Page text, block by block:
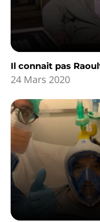
Il connait pas
24 Mars 2020